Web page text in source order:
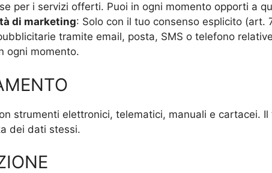
per i servizi offerti. Puoi in ogni momento opporti a
di marketing: Solo con il tuo consenso esplicito (art.
tramite email, posta, SMS o telefono
ogni momento.
strumenti elettronici, telematici, manuali e cartacei.
dei dati stessi.